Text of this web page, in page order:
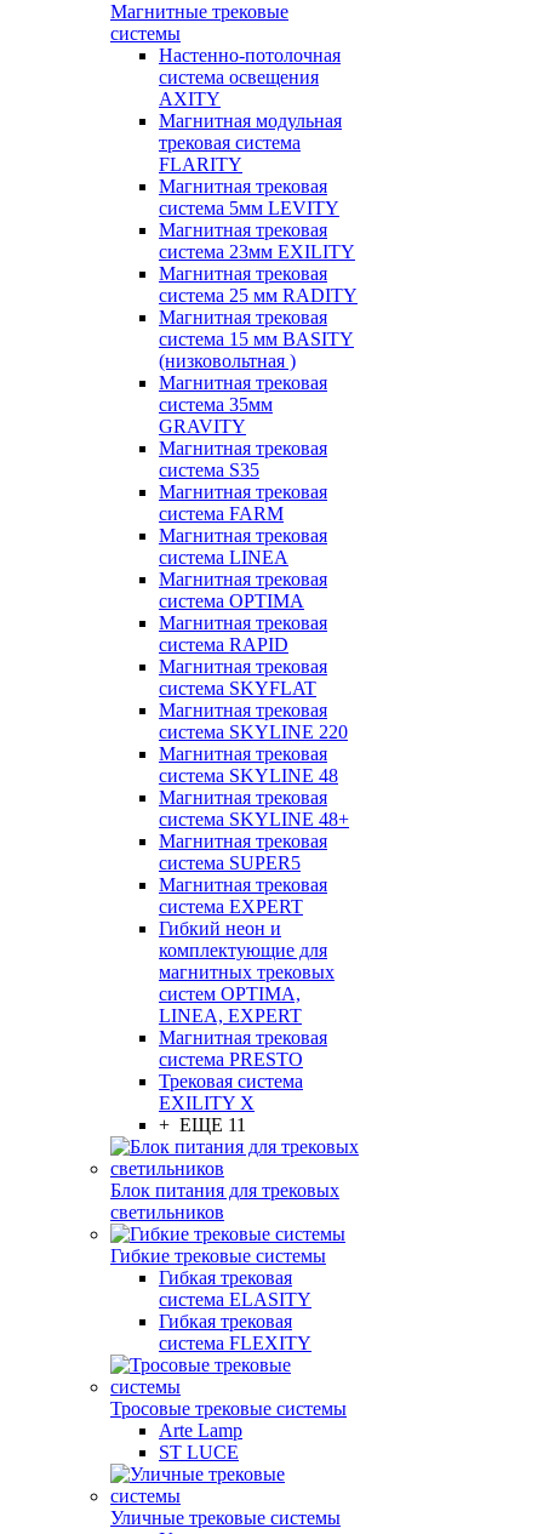
Магнитные трековые
системы
Настенно-потолочная
система освещения
AXITY
Магнитная модульная
трековая система
FLARITY
Магнитная трековая
система 5мм LEVITY
Магнитная трековая
система 23мм EXILITY
Магнитная трековая
система 25 мм RADITY
Магнитная трековая
система 15 мм BASITY
(низковольтная )
Магнитная трековая
система 35мм
GRAVITY
Магнитная трековая
система S35
Магнитная трековая
система FARM
Магнитная трековая
система LINEA
Магнитная трековая
система OPTIMA
Магнитная трековая
система RAPID
Магнитная трековая
система SKYFLAT
Магнитная трековая
система SKYLINE 220
Магнитная трековая
система SKYLINE 48
Магнитная трековая
система SKYLINE 48+
Магнитная трековая
система SUPER5
Магнитная трековая
система EXPERT
Гибкий неон и
комплектующие для
магнитных трековых
систем OPTIMA,
LINEA, EXPERT
Магнитная трековая
система PRESTO
Трековая система
EXILITY X
+ ЕЩЕ 11
Блок питания для трековых
светильников
Гибкие трековые системы
Гибкая трековая
система ELASITY
Гибкая трековая
система FLEXITY
Тросовые трековые системы
Arte Lamp
ST LUCE
Уличные трековые системы